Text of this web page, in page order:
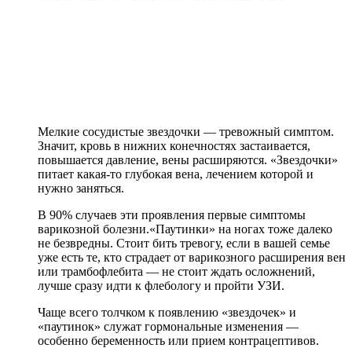
Мелкие сосудистые звездочки — тревожный симптом.
Значит, кровь в нижних конечностях застаивается,
повышается давление, вены расширяются. «Звездочки»
питает какая-то глубокая вена, лечением которой и
нужно заняться.
В 90% случаев эти проявления первые симптомы
варикозной болезни.«Паутинки» на ногах тоже далеко
не безвредны. Стоит бить тревогу, если в вашей семье
уже есть те, кто страдает от варикозного расширения вен
или трамбофлебита — не стоит ждать осложнений,
лучше сразу идти к флебологу и пройти УЗИ.
Чаще всего толчком к появлению «звездочек» и
«паутинок» служат гормональные изменения —
особенно беременность или прием контрацептивов.